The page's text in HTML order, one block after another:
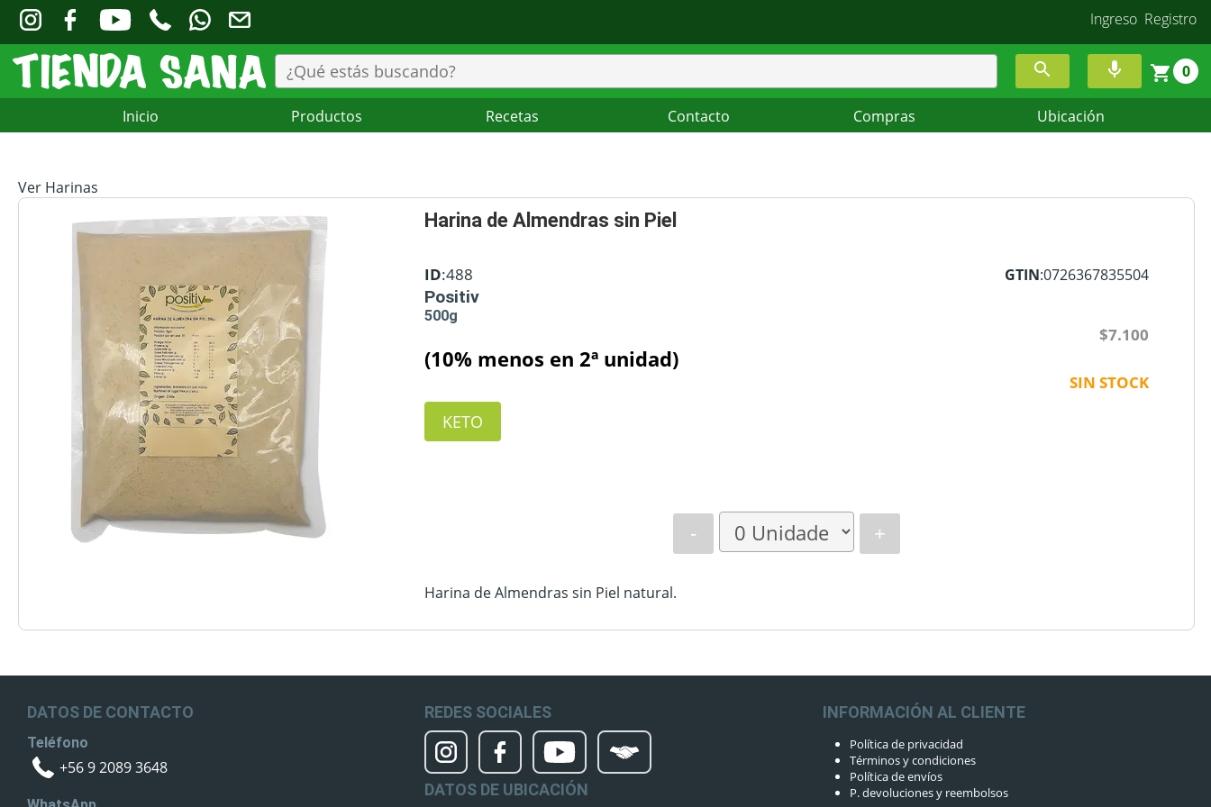
Ingreso Registro
0
Inicio Productos Recetas Contacto Compras Ubicación
Ver Harinas
Harina de Almendras sin Piel
ID:488 GTIN:0726367835504
Positiv
500g
$7.100
(10% menos en 2ª unidad)
SIN STOCK
KETO
- +
Harina de Almendras sin Piel natural.
DATOS DE CONTACTO
Teléfono
+56 9 2089 3648
REDES SOCIALES
DATOS DE UBICACIÓN
INFORMACIÓN AL CLIENTE
Política de privacidad
Términos y condiciones
Política de envíos
P. devoluciones y reembolsos